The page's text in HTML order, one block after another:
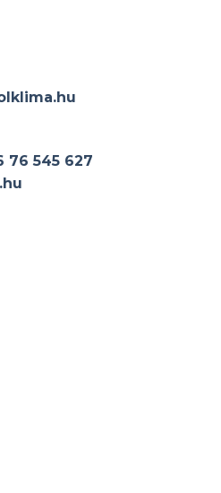
76 545 627